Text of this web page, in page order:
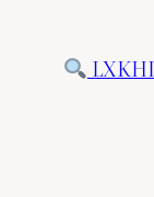
Inhalt
springen